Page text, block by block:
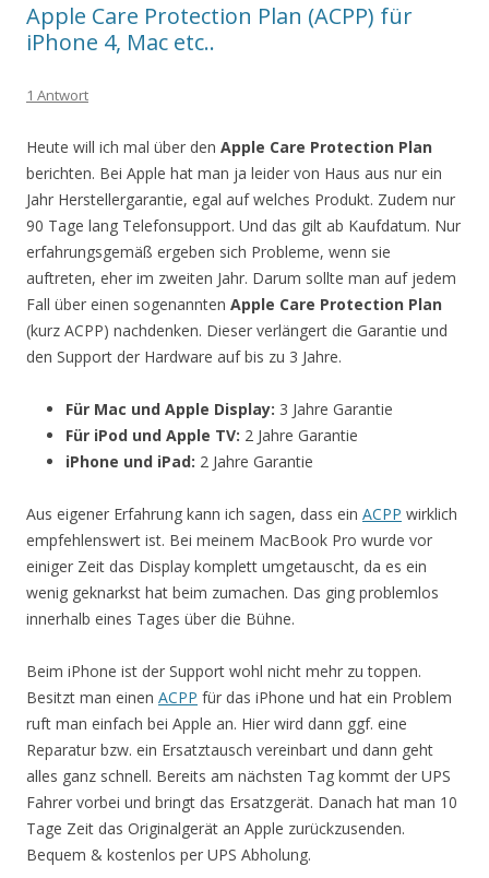
Apple Care Protection Plan (ACPP) für
iPhone 4, Mac etc..
1 Antwort
Heute will ich mal über den Apple Care Protection Plan
berichten. Bei Apple hat man ja leider von Haus aus nur ein
Jahr Herstellergarantie, egal auf welches Produkt. Zudem nur
90 Tage lang Telefonsupport. Und das gilt ab Kaufdatum. Nur
erfahrungsgemäß ergeben sich Probleme, wenn sie
auftreten, eher im zweiten Jahr. Darum sollte man auf jedem
Fall über einen sogenannten Apple Care Protection Plan
(kurz ACPP) nachdenken. Dieser verlängert die Garantie und
den Support der Hardware auf bis zu 3 Jahre.
Für Mac und Apple Display: 3 Jahre Garantie
Für iPod und Apple TV: 2 Jahre Garantie
iPhone und iPad: 2 Jahre Garantie
Aus eigener Erfahrung kann ich sagen, dass ein ACPP wirklich
empfehlenswert ist. Bei meinem MacBook Pro wurde vor
einiger Zeit das Display komplett umgetauscht, da es ein
wenig geknarkst hat beim zumachen. Das ging problemlos
innerhalb eines Tages über die Bühne.
Beim iPhone ist der Support wohl nicht mehr zu toppen.
Besitzt man einen ACPP für das iPhone und hat ein Problem
ruft man einfach bei Apple an. Hier wird dann ggf. eine
Reparatur bzw. ein Ersatztausch vereinbart und dann geht
alles ganz schnell. Bereits am nächsten Tag kommt der UPS
Fahrer vorbei und bringt das Ersatzgerät. Danach hat man 10
Tage Zeit das Originalgerät an Apple zurückzusenden.
Bequem & kostenlos per UPS Abholung.